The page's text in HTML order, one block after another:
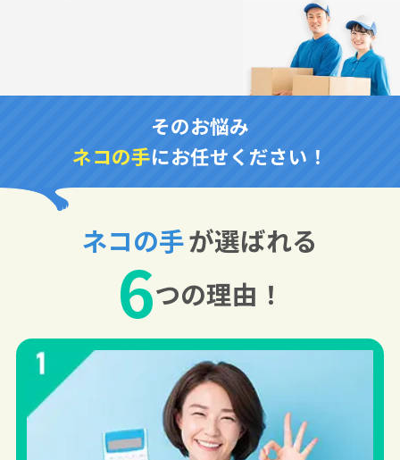
そのお悩み
ネコの手にお任せください！
ネコの手が選ばれる
6つの理由！